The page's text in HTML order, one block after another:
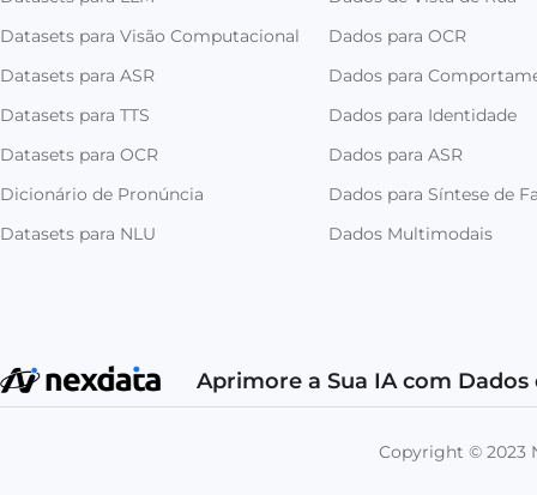
Datasets para Visão Computacional
Datasets para ASR
Datasets para TTS
Datasets para OCR
Dicionário de Pronúncia
Datasets para NLU
Dados para OCR
Dados para
Dados para Identidade
Dados para ASR
Dados para Síntese de
Dados Multimodais
Aprimore a Sua IA com
Copyright © 2023